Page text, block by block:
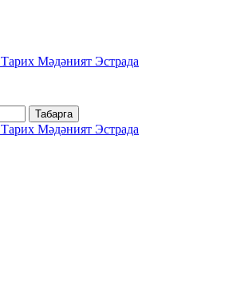
Тарих Мәдәният Эстрада
Табарга
Тарих Мәдәният Эстрада